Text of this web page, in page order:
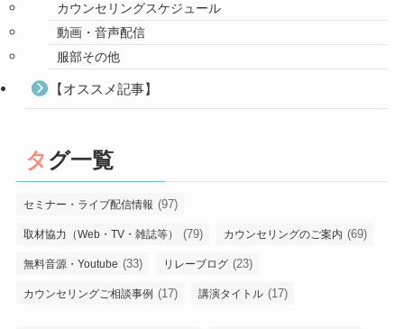
カウンセリングスケジュール
動画・音声配信
服部その他
【オススメ記事】
タグ一覧
セミナー・ライブ配信情報 (97)
取材協力（Web・TV・雑誌等） (79) カウンセリングのご案内 (69)
無料音源・Youtube (33) リレーブログ (23)
カウンセリングご相談事例 (17) 講演タイトル (17)